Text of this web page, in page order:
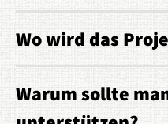
Wo wird das
Warum sollte